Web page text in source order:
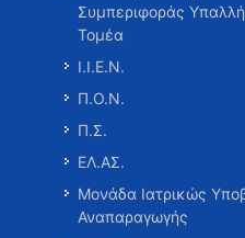
Συμπεριφοράς
Τομέα
Ι.Ι.Ε.Ν.
Π.Ο.Ν.
Π.Σ.
ΕΛ.ΑΣ.
Μονάδα Ιατρικώς
Αναπαραγωγής